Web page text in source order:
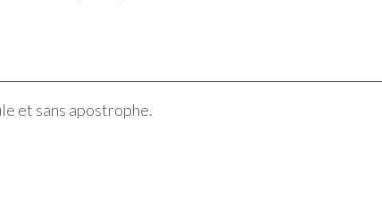
et sans apostrophe.